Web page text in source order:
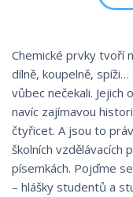
Chemické prvky tvoří
dílně, koupelně,
vůbec nečekali. Jejich
navíc zajímavou
čtyřicet. A jsou to
školních vzdělávacích
písemkách. Pojďme
– hlášky studentů a